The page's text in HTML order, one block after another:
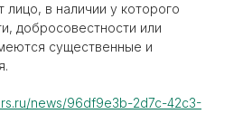
в наличии у которого
добросовестности или
существенные и
news/96df9e3b-2d7c-42c3-